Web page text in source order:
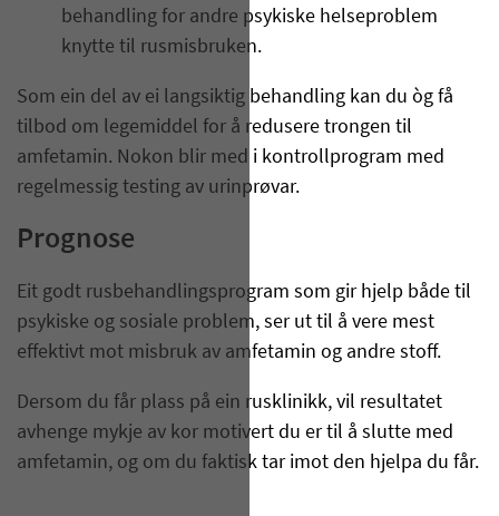
behandling for andre psykiske helseproblem
knytte til rusmisbruken.
Som ein del av ei langsiktig behandling kan du òg få
tilbod om legemiddel for å redusere trongen til
amfetamin. Nokon blir med i kontrollprogram med
regelmessig testing av urinprøvar.
Prognose
Eit godt rusbehandlingsprogram som gir hjelp både til
psykiske og sosiale problem, ser ut til å vere mest
effektivt mot misbruk av amfetamin og andre stoff.
Dersom du får plass på ein rusklinikk, vil resultatet
avhenge mykje av kor motivert du er til å slutte med
amfetamin, og om du faktisk tar imot den hjelpa du får.